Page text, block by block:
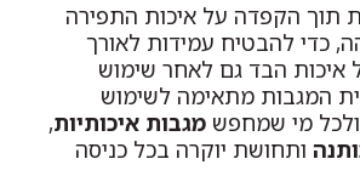
תוך הקפדה על איכות התפירה
כדי להבטיח עמידות לאורך
איכות הבד גם לאחר שימוש
המגבות מתאימה לשימוש
ולכל מי שמחפש מגבות איכותיות,
ותחושת יוקרה בכל כניסה